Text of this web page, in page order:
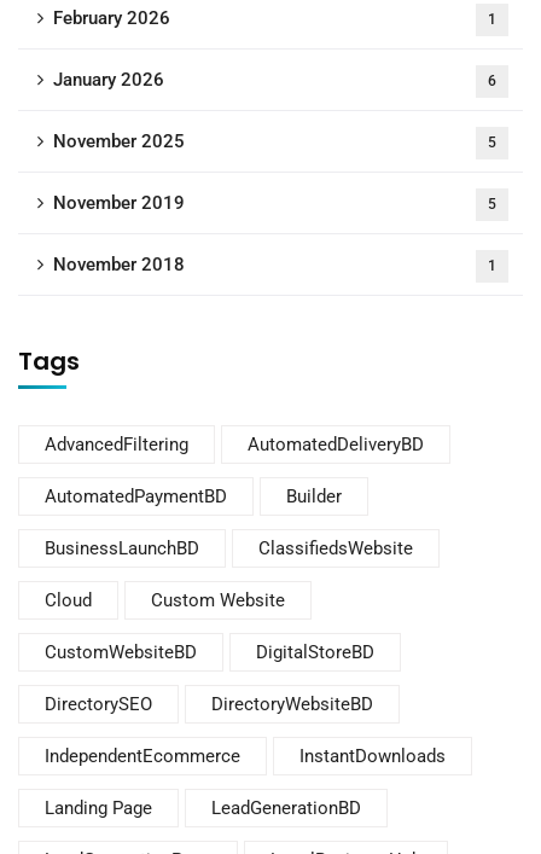
February 2026 1
January 2026 6
November 2025 5
November 2019 5
November 2018 1
Tags
AdvancedFiltering AutomatedDeliveryBD
AutomatedPaymentBD Builder
BusinessLaunchBD ClassifiedsWebsite
Cloud Custom Website
CustomWebsiteBD DigitalStoreBD
DirectorySEO DirectoryWebsiteBD
IndependentEcommerce InstantDownloads
Landing Page LeadGenerationBD